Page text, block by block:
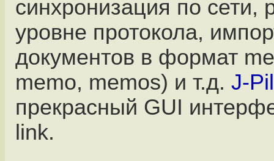
синхронизация по сети,
уровне протокола,
документов в формат
memo, memos) и т.д. J-
прекрасный GUI
link.